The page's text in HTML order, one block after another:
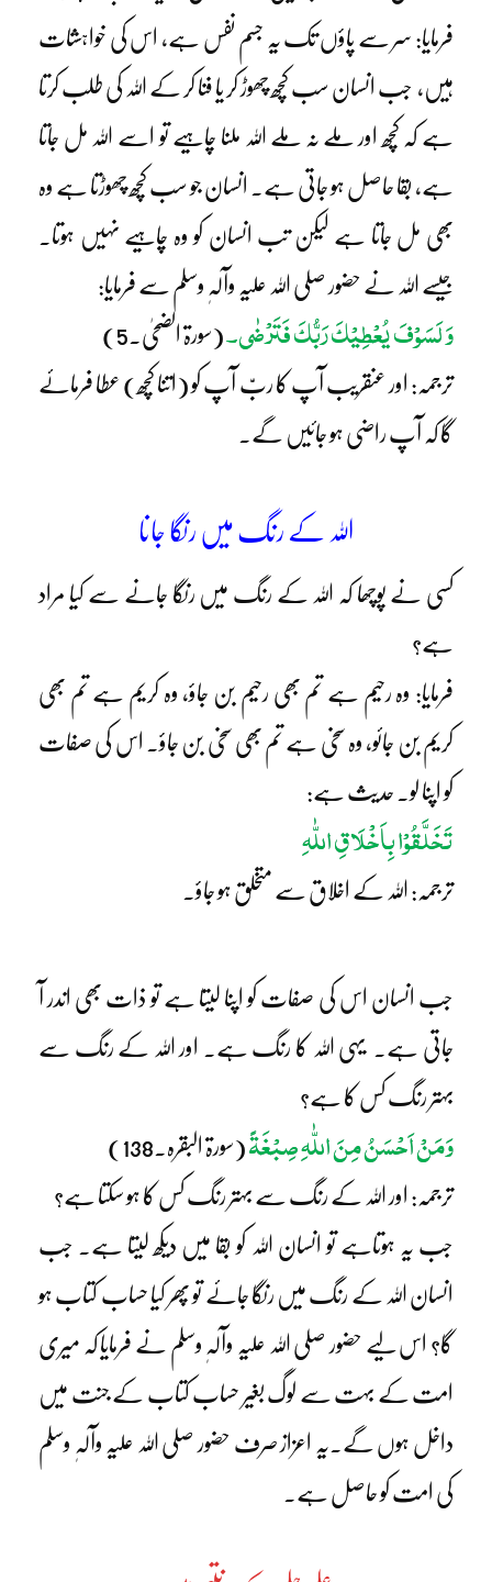
فرمایا: سر سے پاؤں تک یہ جسم نفس ہے، اس کی خواہشات
ہیں، جب انسان سب کچھ چھوڑ کر یا فنا کر کے اللہ کی طلب کرتا
ہے کہ کچھ اور ملے نہ ملے اللہ ملنا چاہیے تو اسے اللہ مل جاتا
ہے، بقا حاصل ہو جاتی ہے۔ انسان جو سب کچھ چھوڑتا ہے وہ
بھی مل جاتا ہے لیکن تب انسان کو وہ چاہیے نہیں ہوتا۔
جیسے اللہ نے حضور صلی اللہ علیہ وآلہٖ وسلم سے فرمایا:
وَ لَسَوْفَ یُعْطِیْکَ رَبُّکَ فَتَرْضٰی۔(سورۃ الضحیٰ۔5)
ترجمہ: اور عنقریب آپ کا ربّ آپ کو (اتنا کچھ) عطا فرمائے
گا کہ آپ راضی ہو جائیں گے۔
اللہ کے رنگ میں رنگا جانا
کسی نے پوچھا کہ اللہ کے رنگ میں رنگا جانے سے کیا مراد
ہے؟
فرمایا: وہ رحیم ہے تم بھی رحیم بن جاؤ، وہ کریم ہے تم بھی
کریم بن جائو، وہ سخی ہے تم بھی سخی بن جاؤ۔ اس کی صفات
کو اپنا لو۔ حدیث ہے:
تَخَلَّقُوْا بِاَخْلَاقِ اللّٰہِ
ترجمہ: اللہ کے اخلاق سے متخلق ہو جاؤ۔
جب انسان اس کی صفات کو اپنا لیتا ہے تو ذات بھی اندر آ
جاتی ہے۔ یہی اللہ کا رنگ ہے۔ اور اللہ کے رنگ سے
بہتر رنگ کس کا ہے؟
وَمَنْ اَحْسَنُ مِنَ اللّٰہِ صِبْغَۃً (سورۃ البقرہ۔138)
ترجمہ: اور اللہ کے رنگ سے بہتر رنگ کس کا ہو سکتا ہے؟
جب یہ ہوتاہے تو انسان اللہ کو بقا میں دیکھ لیتا ہے۔ جب
انسان اللہ کے رنگ میں رنگا جائے تو پھر کیا حساب کتاب ہو
گا؟ اس لیے حضور صلی اللہ علیہ وآلہٖ وسلم نے فرمایا کہ میری
امت کے بہت سے لوگ بغیر حساب کتاب کے جنت میں
داخل ہوں گے۔یہ اعزاز صرف حضور صلی اللہ علیہ وآلہٖ وسلم
کی امت کو حاصل ہے۔